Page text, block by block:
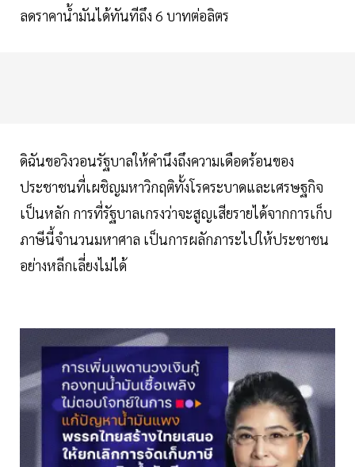
ลดราคาน้ำมันได้ทันทีถึง 6 บาทต่อลิตร
ดิฉันขอวิงวอนรัฐบาลให้คำนึงถึงความเดือดร้อนของ
ประชาชนที่เผชิญมหาวิกฤติทั้งโรคระบาดและเศรษฐกิจ
เป็นหลัก การที่รัฐบาลเกรงว่าจะสูญเสียรายได้จากการเก็บ
ภาษีนี้จำนวนมหาศาล เป็นการผลักภาระไปให้ประชาชน
อย่างหลีกเลี่ยงไม่ได้